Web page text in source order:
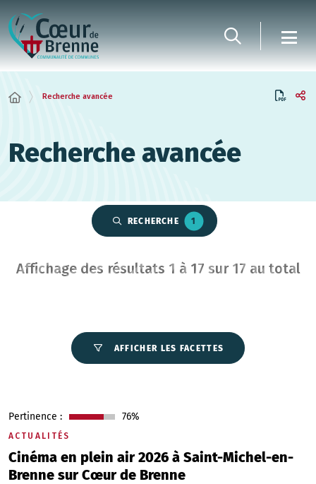
Recherche avancée
Recherche avancée
RECHERCHE 1
Affichage des résultats 1 à 17 sur 17 au total
AFFICHER LES FACETTES
ACTUALITÉS
Cinéma en plein air 2026 à Saint-Michel-en-
Brenne sur Cœur de Brenne
Pertinence : 76%